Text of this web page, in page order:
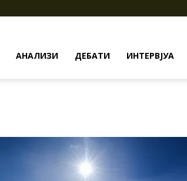
АНАЛИЗИ ДЕБАТИ ИНТЕРВЈУА